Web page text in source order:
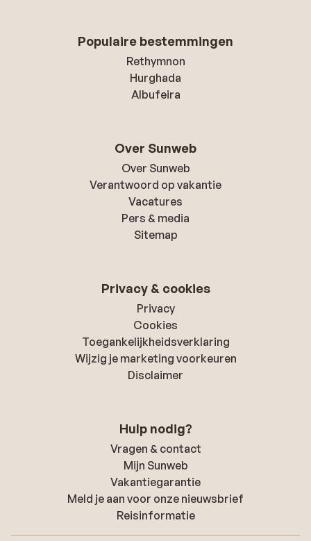
Populaire bestemmingen
Rethymnon
Hurghada
Albufeira
Over Sunweb
Over Sunweb
Verantwoord op vakantie
Vacatures
Pers & media
Sitemap
Privacy & cookies
Privacy
Cookies
Toegankelijkheidsverklaring
Wijzig je marketing voorkeuren
Disclaimer
Hulp nodig?
Vragen & contact
Mijn Sunweb
Vakantiegarantie
Meld je aan voor onze nieuwsbrief
Reisinformatie